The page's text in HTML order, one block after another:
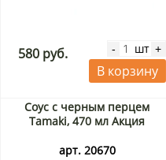
580 руб. - шт +
В корзину
Соус с черным перцем
Tamaki, 470 мл Акция
арт. 20670